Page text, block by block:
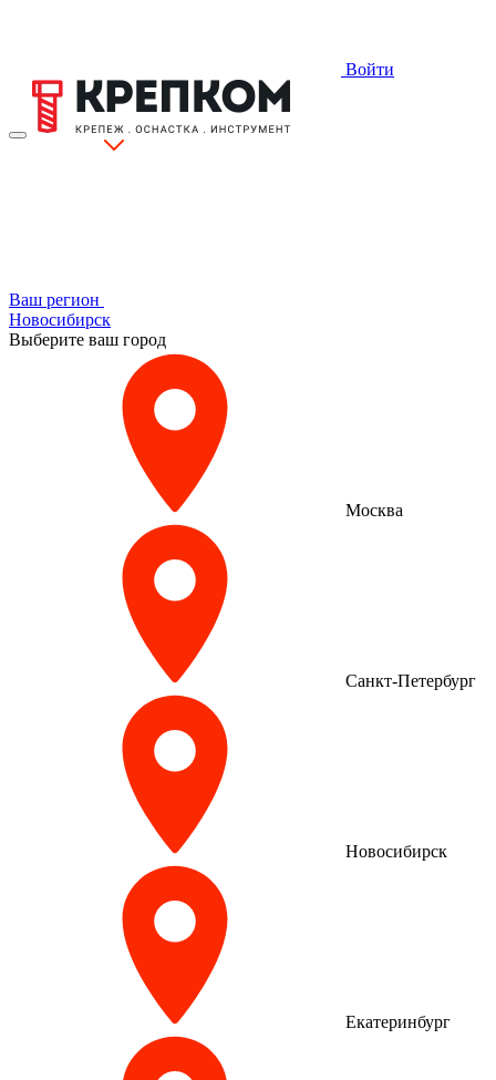
Войти
Ваш регион
Новосибирск
Выберите ваш город
Москва
Санкт-Петербург
Новосибирск
Екатеринбург